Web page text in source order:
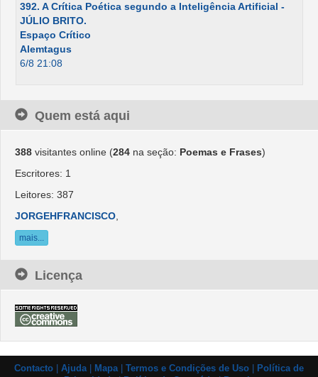
392. A Crítica Poética segundo a Inteligência Artificial -
JÚLIO BRITO.
Espaço Crítico
Alemtagus
6/8 21:08
Quem está aqui
388 visitantes online (284 na seção: Poemas e Frases)
Escritores: 1
Leitores: 387
JORGEHFRANCISCO
mais...
Licença
Contacto Ajuda| Mapa| Termos e Condições de Uso
Política de